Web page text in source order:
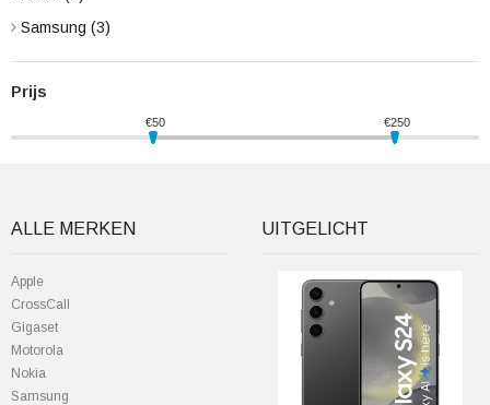
Samsung (3)
Prijs
€50 €250
ALLE MERKEN
Apple
CrossCall
Gigaset
Motorola
Nokia
Samsung
UITGELICHT